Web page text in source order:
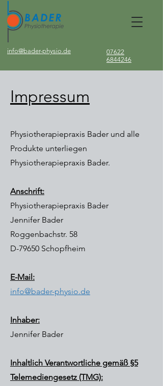
info@bader-physio.de
07622
6844246
Impressum
Physiotherapiepraxis Bader und alle
Produkte unterliegen
Physiotherapiepraxis Bader.
Anschrift:
Physiotherapiepraxis Bader
Jennifer Bader
Roggenbachstr. 58
D-79650 Schopfheim
E-Mail:
info@bader-physio.de
Inhaber:
Jennifer Bader
Inhaltlich Verantwortliche gemäß §5
Telemediengesetz (TMG):